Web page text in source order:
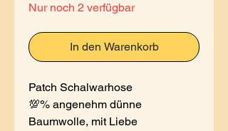
Nur noch 2 verfügbar
In den Warenkorb
Patch Schalwarhose
💯% angenehm dünne
Baumwolle, mit Liebe